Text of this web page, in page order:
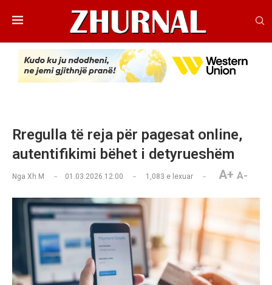
Rregulla të reja për pagesat online,
autentifikimi bëhet i detyrueshëm
Nga Xh M 01.03.2026 12:00 1,083 e lexuar A+ A-